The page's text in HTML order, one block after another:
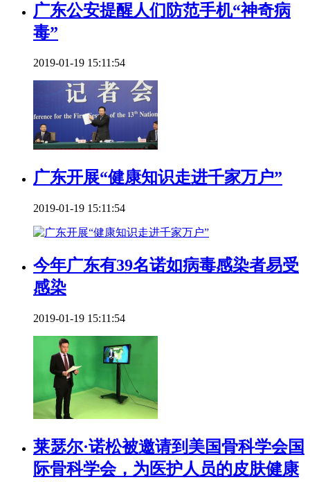
广东公安提醒人们防范手机“神奇病
毒”
2019-01-19 15:11:54
广东开展“健康知识走进千家万户”
2019-01-19 15:11:54
今年广东有39名诺如病毒感染者易受
感染
2019-01-19 15:11:54
莱瑟尔·诺松被邀请到美国骨科学会国
际骨科学会，为医护人员的皮肤健康